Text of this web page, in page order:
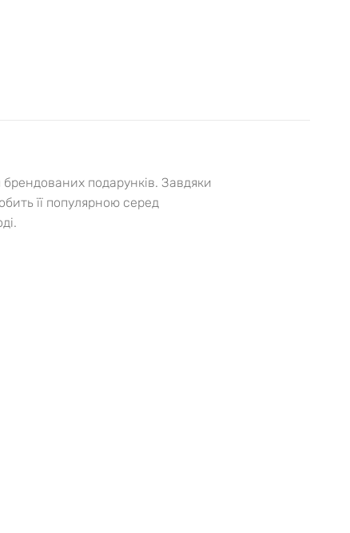
подарунків. Завдяки
її популярною серед